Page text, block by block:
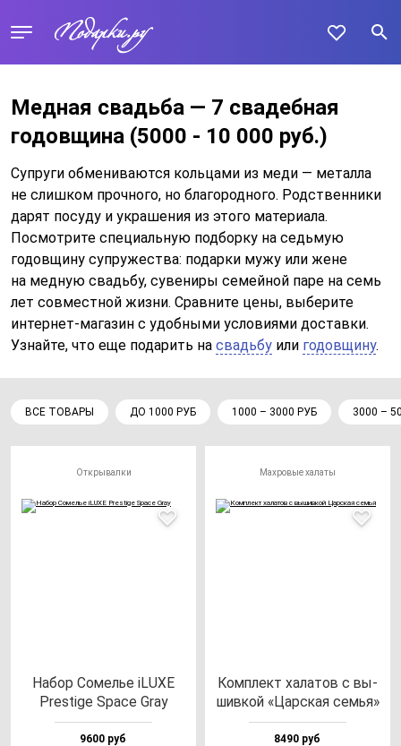
Медная свадьба — 7 свадебная
годовщина (5000 - 10 000 руб.)
Супруги обмениваются кольцами из меди — металла
не слишком прочного, но благородного. Родственники
дарят посуду и украшения из этого материала.
Посмотрите специальную подборку на седьмую
годовщину супружества: подарки мужу или жене
на медную свадьбу, сувениры семейной паре на семь
лет совместной жизни. Сравните цены, выберите
интернет-магазин с удобными условиями доставки.
Узнайте, что еще подарить на свадьбу или годовщину.
ВСЕ ТОВАРЫ ДО 1000 РУБ 1000 – 3000 РУБ 3000 –
Открывалки
Набор Сомелье iLUXE
Pres­ti­ge Spa­ce Gray
9600 руб
Махровые халаты
Ком­плект ха­ла­тов с вы­
шив­кой «Цар­ская семья»
8490 руб